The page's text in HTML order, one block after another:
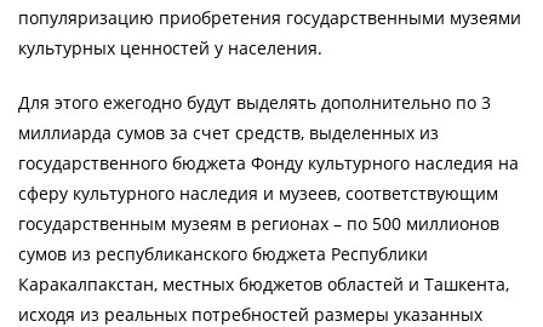
популяризацию приобретения государственными музеями
культурных ценностей у населения.
Для этого ежегодно будут выделять дополнительно по 3
миллиарда сумов за счет средств, выделенных из
государственного бюджета Фонду культурного наследия на
сферу культурного наследия и музеев, соответствующим
государственным музеям в регионах – по 500 миллионов
сумов из республиканского бюджета Республики
Каракалпакстан, местных бюджетов областей и Ташкента,
исходя из реальных потребностей размеры указанных